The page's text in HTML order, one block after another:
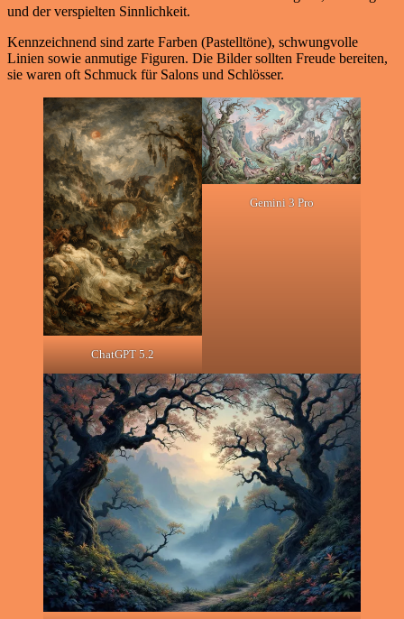
und der verspielten Sinnlichkeit.
Kennzeichnend sind zarte Farben (Pastelltöne), schwungvolle
Linien sowie anmutige Figuren. Die Bilder sollten Freude bereiten,
sie waren oft Schmuck für Salons und Schlösser.
ChatGPT 5.2
Gemini 3 Pro